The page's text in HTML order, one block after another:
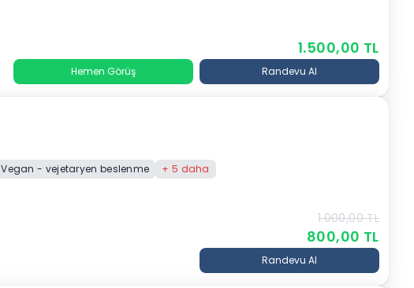
1.500,00 TL
Hemen Görüş Randevu Al
Vegan - vejetaryen beslenme + 5 daha
1.000,00 TL
800,00 TL
Randevu Al